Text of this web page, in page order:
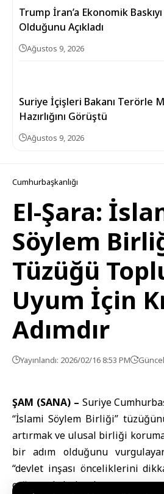
Trump İran’a Ekonomik
Olduğunu Açıkladı
Ağustos 9, 2026
Suriye İçişleri Bakanı Terörle
Hazırlığını Görüştü
Ağustos 9, 2026
Cumhurbaşkanlığı
El-Şara:
Söylem
Tüzüğü
Uyum İçin
Adımdır
Yayınlandı: 2026/02/16 8:53 PM
ŞAM (SANA) – Suriye
“İslami Söylem Birliği”
artırmak ve ulusal birliği
bir adım olduğunu
“devlet inşası önceliklerini
çağrısında bulundu.